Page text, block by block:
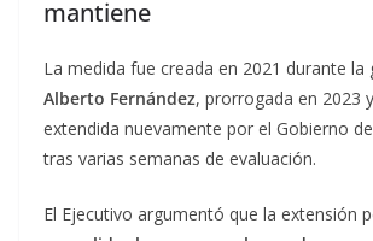
mantiene
La medida fue creada en 2021 durante la
Alberto Fernández, prorrogada en 2023
extendida nuevamente por el Gobierno de
tras varias semanas de evaluación.
El Ejecutivo argumentó que la extensión